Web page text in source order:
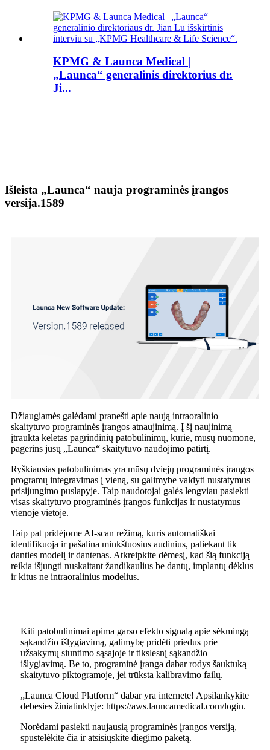
KPMG & Launca Medical |
„Launca“ generalinis direktorius dr.
Ji...
Išleista „Launca“ nauja programinės įrangos
versija.1589
Džiaugiamės galėdami pranešti apie naują intraoralinio
skaitytuvo programinės įrangos atnaujinimą. Į šį naujinimą
įtraukta keletas pagrindinių patobulinimų, kurie, mūsų nuomone,
pagerins jūsų „Launca“ skaitytuvo naudojimo patirtį.
Ryškiausias patobulinimas yra mūsų dviejų programinės įrangos
programų integravimas į vieną, su galimybe valdyti nustatymus
prisijungimo puslapyje. Taip naudotojai galės lengviau pasiekti
visas skaitytuvo programinės įrangos funkcijas ir nustatymus
vienoje vietoje.
Taip pat pridėjome AI-scan režimą, kuris automatiškai
identifikuoja ir pašalina minkštuosius audinius, paliekant tik
danties modelį ir dantenas. Atkreipkite dėmesį, kad šią funkciją
reikia išjungti nuskaitant žandikaulius be dantų, implantų dėklus
ir kitus ne intraoralinius modelius.
Kiti patobulinimai apima garso efekto signalą apie sėkmingą
sąkandžio išlygiavimą, galimybę pridėti priedus prie
užsakymų siuntimo sąsajoje ir tikslesnį sąkandžio
išlygiavimą. Be to, programinė įranga dabar rodys šauktuką
skaitytuvo piktogramoje, jei trūksta kalibravimo failų.
„Launca Cloud Platform“ dabar yra internete! Apsilankykite
debesies žiniatinklyje: https://aws.launcamedical.com/login.
Norėdami pasiekti naujausią programinės įrangos versiją,
spustelėkite čia ir atsisiųskite diegimo paketą.